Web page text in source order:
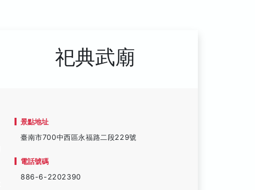
祀典武廟
景點地址
臺南市700中西區永福路二段229號
電話號碼
886-6-2202390